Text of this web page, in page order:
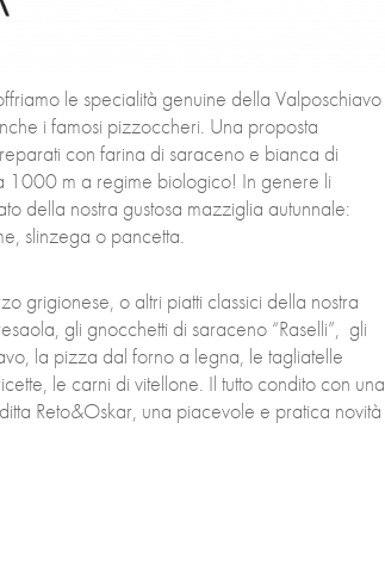
le specialità genuine della Valposchiavo
i famosi pizzoccheri. Una proposta
con farina di saraceno e bianca di
1000 m a regime biologico! In genere li
della nostra gustosa mazziglia autunnale:
slinzega o pancetta.
grigionese, o altri piatti classici della nostra
gli gnocchetti di saraceno “Raselli”, gli
la pizza dal forno a legna, le tagliatelle
le carni di vitellone. Il tutto condito con una
Reto&Oskar, una piacevole e pratica novità